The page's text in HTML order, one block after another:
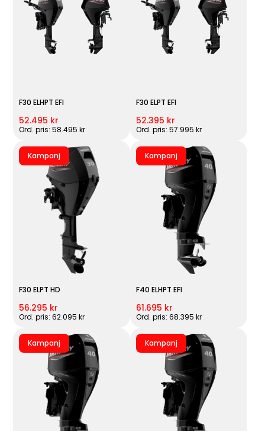
F30 ELHPT EFI
52.495 kr
Ord. pris: 58.495 kr
F30 ELPT EFI
52.395 kr
Ord. pris: 57.995 kr
Kampanj
F30 ELPT HD
56.295 kr
Ord. pris: 62.095 kr
Kampanj
F40 ELHPT EFI
61.695 kr
Ord. pris: 68.395 kr
Kampanj Kampanj